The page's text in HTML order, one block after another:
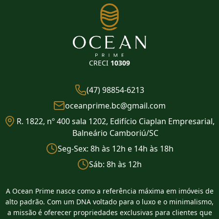
CRECI 10309
(47) 98854-6213
oceanprime.bc@gmail.com
R. 1822, nº 400 sala 1202, Edifício Ciaplan Empresarial,
Balneário Camboriú/SC
Seg-Sex: 8h às 12h e 14h às 18h
Sáb: 8h às 12h
A Ocean Prime nasce como a referência máxima em imóveis de
alto padrão. Com um DNA voltado para o luxo e o minimalismo,
a missão é oferecer propriedades exclusivas para clientes que